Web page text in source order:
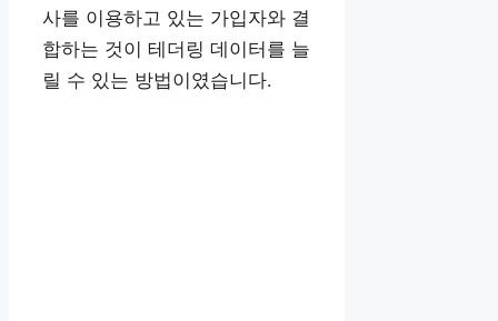
사를 이용하고 있는 가입자와 결
합하는 것이 테더링 데이터를 늘
릴 수 있는 방법이였습니다.